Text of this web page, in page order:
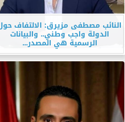
النائب مصطفى مزيرق: الالتفاف
الدولة واجب وطني.. والبيانات
الرسمية هي المصدر...